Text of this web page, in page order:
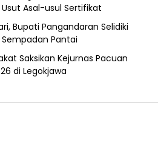
Asal-usul Sertifikat
Bupati Pangandaran Selidiki
Sempadan Pantai
Saksikan Kejurnas Pacuan
di Legokjawa